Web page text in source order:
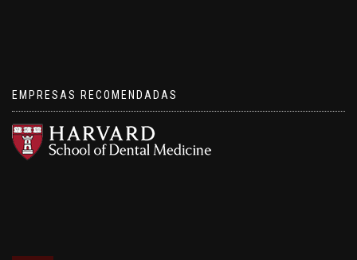
EMPRESAS RECOMENDADAS